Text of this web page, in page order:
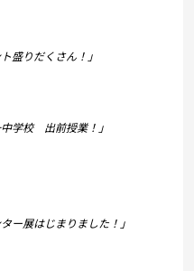
盛りだくさん！」
学校 出前授業！」
ー展はじまりました！」